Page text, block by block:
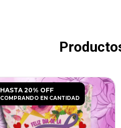
HASTA 20% OFF
COMPRANDO EN CANTIDAD